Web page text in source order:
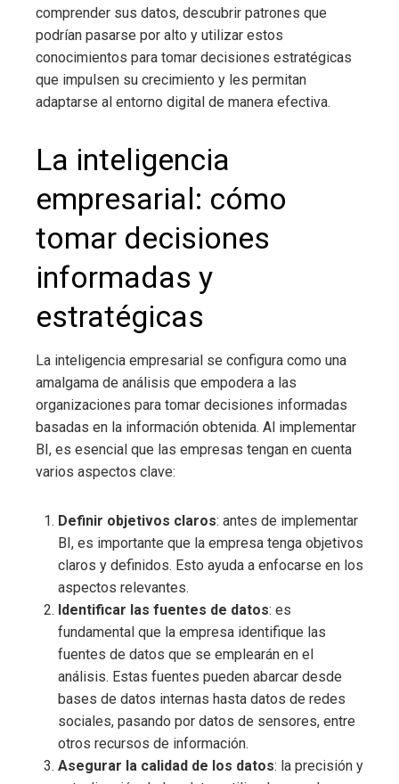
comprender sus datos, descubrir patrones que
podrían pasarse por alto y utilizar estos
conocimientos para tomar decisiones estratégicas
que impulsen su crecimiento y les permitan
adaptarse al entorno digital de manera efectiva.
La inteligencia
empresarial: cómo
tomar decisiones
informadas y
estratégicas
La inteligencia empresarial se configura como una
amalgama de análisis que empodera a las
organizaciones para tomar decisiones informadas
basadas en la información obtenida. Al implementar
BI, es esencial que las empresas tengan en cuenta
varios aspectos clave:
Definir objetivos claros: antes de implementar
BI, es importante que la empresa tenga objetivos
claros y definidos. Esto ayuda a enfocarse en los
aspectos relevantes.
Identificar las fuentes de datos: es
fundamental que la empresa identifique las
fuentes de datos que se emplearán en el
análisis. Estas fuentes pueden abarcar desde
bases de datos internas hasta datos de redes
sociales, pasando por datos de sensores, entre
otros recursos de información.
Asegurar la calidad de los datos: la precisión y